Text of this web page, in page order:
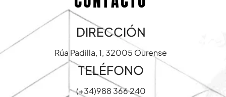
DIRECCIÓN
Rúa Padilla, 1, 32005 Ourense
TELÉFONO
(+34)988 366 240